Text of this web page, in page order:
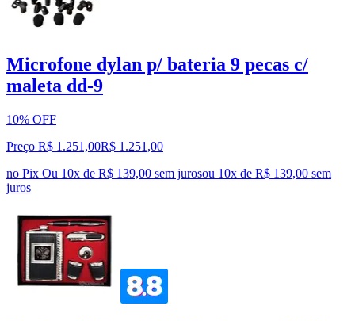
Microfone dylan p/ bateria 9 pecas c/
maleta dd-9
10% OFF
Preço R$ 1.251,00R$ 1.251 ,00
no Pix Ou 10x de R$ 139,00 sem jurosou 10x de R$ 139,00 sem
juros